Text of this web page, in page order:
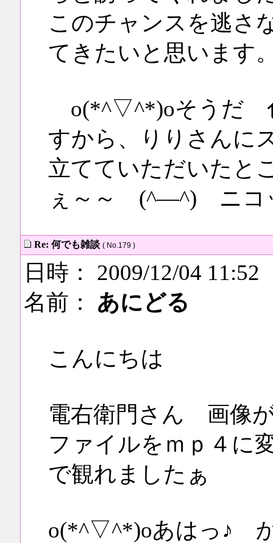
このチャンスを逃さ
てきたいと思います
o(*^▽^*)oそうだ
すから、りりさんに
立てていただいたと
ぇ～～ (^―^) ニコ
Re: 何でも雑談 ( No.179 )
日時： 2009/12/04 11:52
名前： あにどる
こんにちは
電右衛門さん 画像
ファイルをｍｐ４に
で観れましたぁ
o(*^▽^*)oあはっ♪